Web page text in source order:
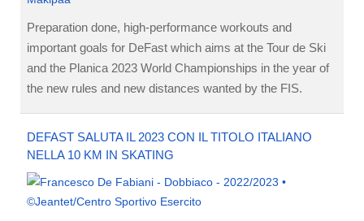
Preparation done, high-performance workouts and
important goals for DeFast which aims at the Tour de Ski
and the Planica 2023 World Championships in the year of
the new rules and new distances wanted by the FIS.
DEFAST SALUTA IL 2023 CON IL TITOLO ITALIANO
NELLA 10 KM IN SKATING